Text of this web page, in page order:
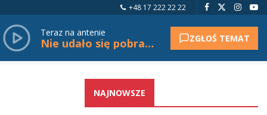
+48 17 222 22 22
Teraz na antenie
Nie udało się pobrać tytułu. ZGŁOŚ TEMAT
NAJNOWSZE